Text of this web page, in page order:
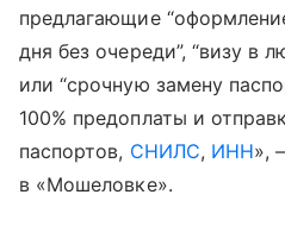
предлагающие
дня без очереди”, “визу в
или “срочную замену
100% предоплаты и
паспортов, СНИЛС, ИНН»,
в «Мошеловке».